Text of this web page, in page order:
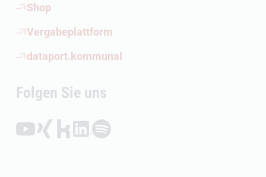
Shop
(Öffnet externen Link)
Vergabeplattform
(Öffnet externen Link)
dataport.kommunal
(Öffnet externen Link)
Folgen Sie uns
Folgen auf YouTube (Öffnet externen Link)
Folgen auf Xing (Öffnet externen Link)
Folgen auf Kununu (Öffnet externen Link)
Folgen auf LinkedIn (Öffnet externen Link)
Folgen auf Spotify (Öffnet externen Link)